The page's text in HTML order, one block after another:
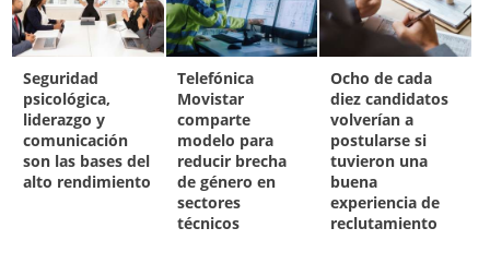
Seguridad
psicológica,
liderazgo y
comunicación
son las bases del
alto rendimiento
Telefónica
Movistar
comparte
modelo para
reducir brecha
de género en
sectores
técnicos
Ocho de cada
diez candidatos
volverían a
postularse si
tuvieron una
buena
experiencia de
reclutamiento